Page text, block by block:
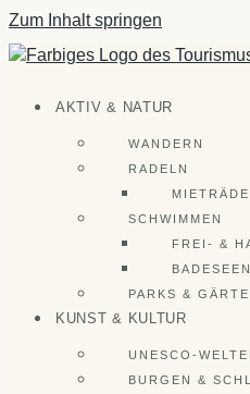
Zum Inhalt springen
AKTIV & NATUR
WANDERN
RADELN
SCHWIMMEN
FREI- &
BADESEEN
PARKS &
KUNST & KULTUR
UNESCO-
BURGEN &